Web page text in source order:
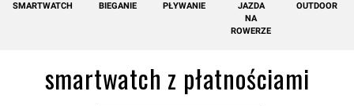
SMARTWATCH BIEGANIE PŁYWANIE
JAZDA
NA
ROWERZE
OUTDOOR
smartwatch z płatnościami